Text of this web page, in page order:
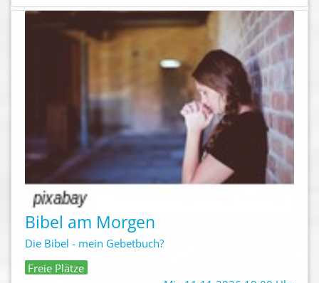
Bibel am Morgen
Die Bibel - mein Gebetbuch?
Freie Plätze